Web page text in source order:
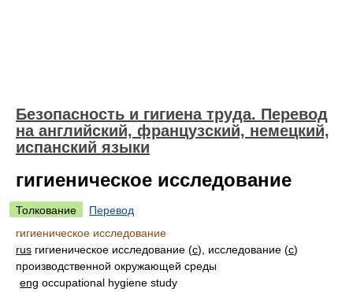
Безопасность и гигиена труда. Перевод
на английский, французский, немецкий,
испанский языки
гигиеническое исследование
Толкование
Перевод
гигиеническое исследование
rus гигиеническое исследование (с), исследование (с)
производственной окружающей среды
eng occupational hygiene study